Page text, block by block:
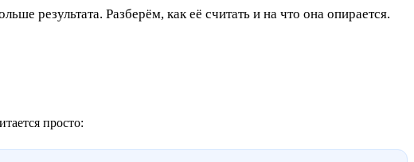
результата. Разберём, как её считать и на что она опирается.
просто: